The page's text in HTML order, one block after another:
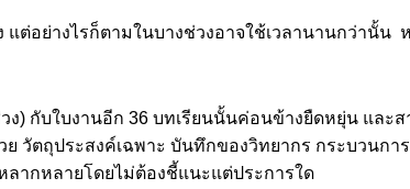
ต่อย่างไรก็ตามในบางช่วงอาจใช้เวลานานกว่านั้น
) กับใบงานอีก 36 บทเรียนนั้นค่อนข้างยืดหยุ่น และ
ย วัตถุประสงค์เฉพาะ บันทึกของวิทยากร กระบวนก
ลากหลายโดยไม่ต้องชี้แนะแต่ประการใด